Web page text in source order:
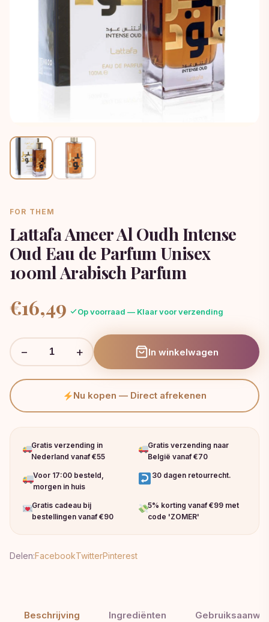
FOR THEM
Lattafa Ameer Al Oudh Intense
Oud Eau de Parfum Unisex
100ml Arabisch Parfum
€16,49 Op voorraad — Klaar voor verzending
− + In winkelwagen
Nu kopen — Direct afrekenen
Gratis verzending in
Nederland vanaf €55
Gratis verzending naar
België vanaf €70
Voor 17:00 besteld,
morgen in huis
30 dagen retourrecht.
Gratis cadeau bij
bestellingen vanaf €90
5% korting vanaf €99 met
code 'ZOMER'
Delen:FacebookTwitterPinterest
Beschrijving Ingrediënten